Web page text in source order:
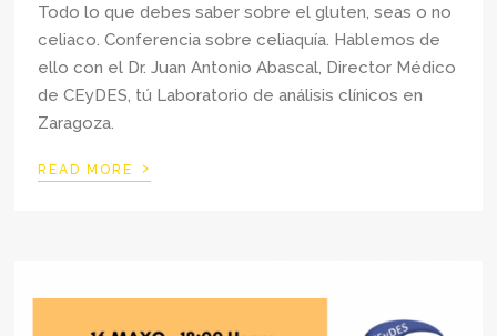
Todo lo que debes saber sobre el gluten, seas o no
celiaco. Conferencia sobre celiaquía. Hablemos de
ello con el Dr. Juan Antonio Abascal, Director Médico
de CEyDES, tú Laboratorio de análisis clínicos en
Zaragoza.
READ MORE ›